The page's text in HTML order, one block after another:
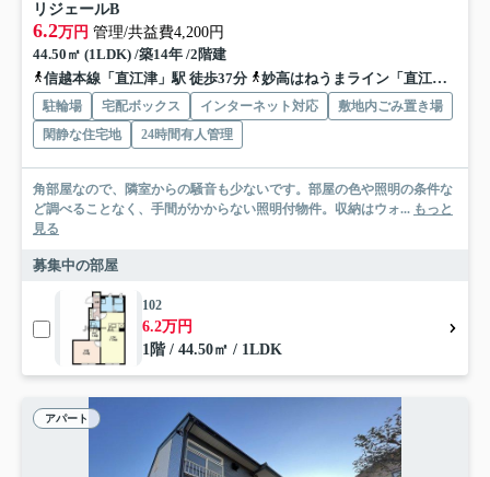
リジェールB
6.2万円 管理/共益費4,200円
44.50㎡ (1LDK) /築14年 /2階建
信越本線「直江津」駅 徒歩37分
妙高はねうまライン「直江津」駅 徒歩37分
駐輪場 宅配ボックス インターネット対応
敷地内ごみ置き場
閑静な住宅地
24時間有人管理
角部屋なので、隣室からの騒音も少ないです。部屋の色や照明の条件な
ど調べることなく、手間がかからない照明付物件。収納はウォ... もっと
見る
募集中の部屋
102
6.2万円
1階 / 44.50㎡ / 1LDK
アパート